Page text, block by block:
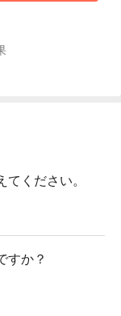
ください。
すか？